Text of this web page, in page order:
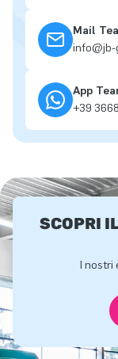
Mail
App
+39
SCOPRI
I nostri